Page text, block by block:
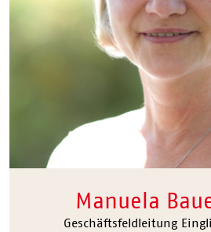
Manuela
Geschäftsfeldleitung